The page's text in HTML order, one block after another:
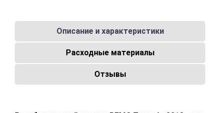
Описание и характеристики
Расходные материалы
Отзывы